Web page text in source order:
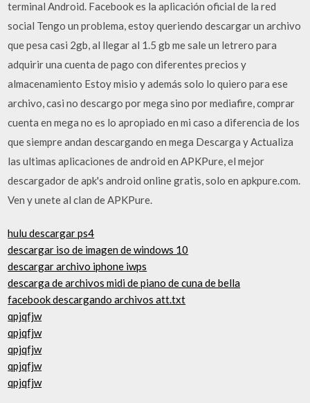
terminal Android. Facebook es la aplicación oficial de la red
social Tengo un problema, estoy queriendo descargar un archivo
que pesa casi 2gb, al llegar al 1.5 gb me sale un letrero para
adquirir una cuenta de pago con diferentes precios y
almacenamiento Estoy misio y además solo lo quiero para ese
archivo, casi no descargo por mega sino por mediafire, comprar
cuenta en mega no es lo apropiado en mi caso a diferencia de los
que siempre andan descargando en mega Descarga y Actualiza
las ultimas aplicaciones de android en APKPure, el mejor
descargador de apk's android online gratis, solo en apkpure.com.
Ven y unete al clan de APKPure.
hulu descargar ps4
descargar iso de imagen de windows 10
descargar archivo iphone iwps
descarga de archivos midi de piano de cuna de bella
facebook descargando archivos att.txt
qpjqfjw
qpjqfjw
qpjqfjw
qpjqfjw
qpjqfjw